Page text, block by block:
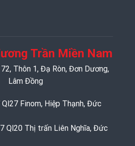
Trần Miền Nam
Thôn 1, Đạ Ròn, Đơn Dương,
Lâm Đồng
Ql27 Finom, Hiệp Thạnh, Đức
Ql20 Thị trấn Liên Nghĩa, Đức